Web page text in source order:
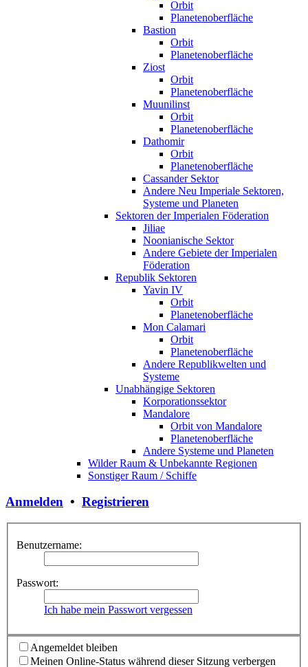
Orbit
Planetenoberfläche
Bastion
Orbit
Planetenoberfläche
Ziost
Orbit
Planetenoberfläche
Muunilinst
Orbit
Planetenoberfläche
Dathomir
Orbit
Planetenoberfläche
Cassander Sektor
Andere Neu Imperiale Sektoren,
Systeme und Planeten
Sektoren der Imperialen Föderation
Jiliae
Noonianische Sektor
Andere Gebiete der Imperialen
Föderation
Republik Sektoren
Yavin IV
Orbit
Planetenoberfläche
Mon Calamari
Orbit
Planetenoberfläche
Andere Republikwelten und
Systeme
Unabhängige Sektoren
Korporationssektor
Mandalore
Orbit von Mandalore
Planetenoberfläche
Andere Systeme und Planeten
Wilder Raum & Unbekannte Regionen
Sonstiger Raum / Schiffe
Anmelden • Registrieren
Benutzername:
Passwort:
Ich habe mein Passwort vergessen
Angemeldet bleiben
Meinen Online-Status während dieser Sitzung verbergen